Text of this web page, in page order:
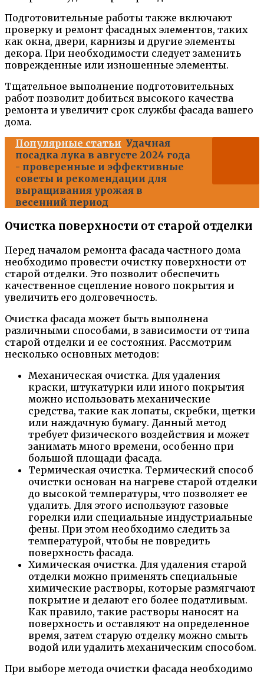
Подготовительные работы также включают
проверку и ремонт фасадных элементов, таких
как окна, двери, карнизы и другие элементы
декора. При необходимости следует заменить
поврежденные или изношенные элементы.
Тщательное выполнение подготовительных
работ позволит добиться высокого качества
ремонта и увеличит срок службы фасада вашего
дома.
Популярные статьи Удачная
посадка лука в августе 2024 года
- проверенные и эффективные
советы и рекомендации для
выращивания урожая в
весенний период
Очистка поверхности от старой отделки
Перед началом ремонта фасада частного дома
необходимо провести очистку поверхности от
старой отделки. Это позволит обеспечить
качественное сцепление нового покрытия и
увеличить его долговечность.
Очистка фасада может быть выполнена
различными способами, в зависимости от типа
старой отделки и ее состояния. Рассмотрим
несколько основных методов:
Механическая очистка. Для удаления
краски, штукатурки или иного покрытия
можно использовать механические
средства, такие как лопаты, скребки, щетки
или наждачную бумагу. Данный метод
требует физического воздействия и может
занимать много времени, особенно при
большой площади фасада.
Термическая очистка. Термический способ
очистки основан на нагреве старой отделки
до высокой температуры, что позволяет ее
удалить. Для этого используют газовые
горелки или специальные индустриальные
фены. При этом необходимо следить за
температурой, чтобы не повредить
поверхность фасада.
Химическая очистка. Для удаления старой
отделки можно применять специальные
химические растворы, которые размягчают
покрытие и делают его более податливым.
Как правило, такие растворы наносят на
поверхность и оставляют на определенное
время, затем старую отделку можно смыть
водой или удалить механическим способом.
При выборе метода очистки фасада необходимо